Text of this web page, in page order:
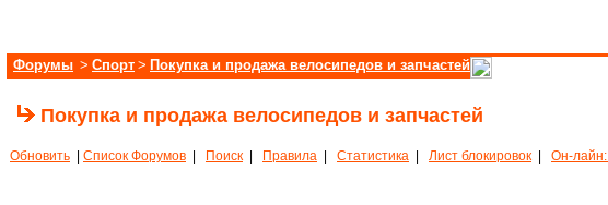
Форумы > Спорт > Покупка и продажа велосипедов и запчастей
Покупка и продажа велосипедов и запчастей
Обновить Список Форумов Поиск Правила Статистика Лист блокировок Он-лайн: